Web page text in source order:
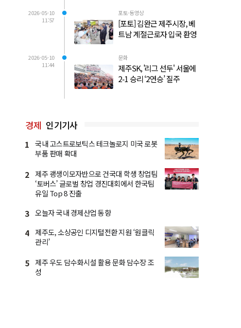
2026-05-10
11:57
포토·동영상
[포토] 김완근 제주시장, 베
트남 계절근로자 입국 환영
2026-05-10
11:44
문화
제주SK, '리그 선두' 서울에
2-1 승리 ‘2연승’ 질주
경제 인기기사
1
국내 고스트로보틱스 테크놀로지 미국 로봇
부품 판매 확대
2
제주 괭생이모자반으로 건국대 학생 창업팀
‘토버스’ 글로벌 창업 경진대회에서 한국팀
유일 Top 8 진출
3 오늘자 국내 경제산업 동향
4
제주도, 소상공인 디지털전환 지원 ‘원클릭
관리’
5
제주 우도 담수화시설 활용 문화 담수장 조
성